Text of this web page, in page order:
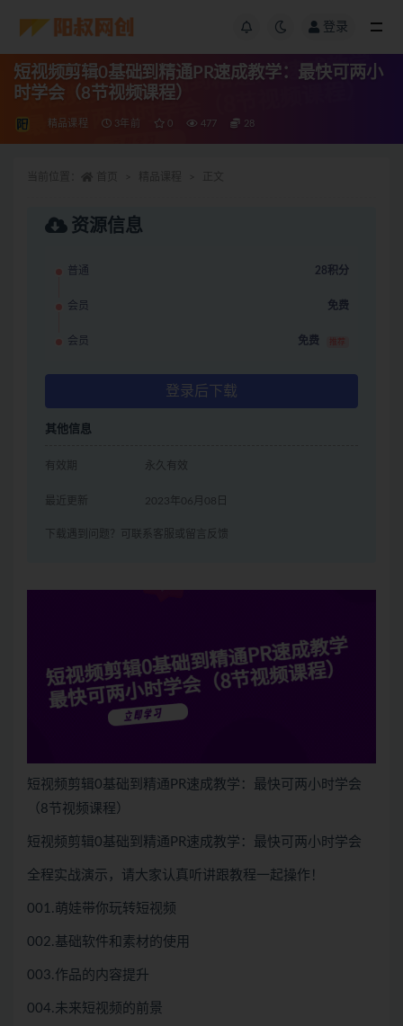
登录
短视频剪辑0基础到精通PR速成教学：最快可两小
时学会（8节视频课程）
精品课程 3年前 0 477 28
资源信息
普通 28积分
会员 免费
会员 免费 推荐
登录后下载
其他信息
有效期 永久有效
最近更新 2023年06月08日
下载遇到问题？可联系客服或留言反馈
短视频剪辑0基础到精通PR速成教学：最快可两小时学会
（8节视频课程）
短视频剪辑0基础到精通PR速成教学：最快可两小时学会
全程实战演示，请大家认真听讲跟教程一起操作！
001.萌娃带你玩转短视频
002.基础软件和素材的使用
003.作品的内容提升
004.未来短视频的前景